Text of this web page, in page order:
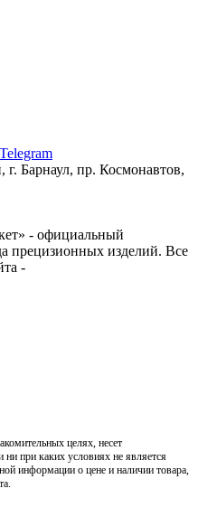
Telegram
Барнаул, пр. Космонавтов,
- официальный
прецизионных изделий. Все
-
целях, несет
при каких условиях не является
информации о цене и наличии товара,